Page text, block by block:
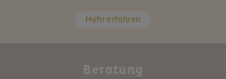
Mehr erfahren
Beratung